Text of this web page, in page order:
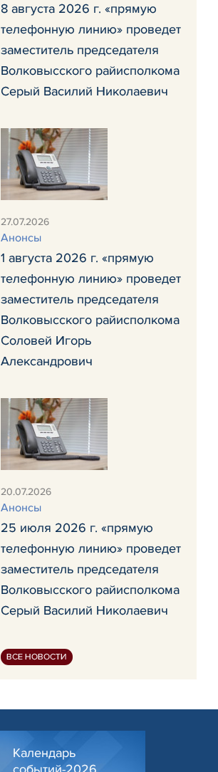
8 августа 2026 г. «прямую
телефонную линию» проведет
заместитель председателя
Волковысского райисполкома
Серый Василий Николаевич
27.07.2026
Анонсы
1 августа 2026 г. «прямую
телефонную линию» проведет
заместитель председателя
Волковысского райисполкома
Соловей Игорь
Александрович
20.07.2026
Анонсы
25 июля 2026 г. «прямую
телефонную линию» проведет
заместитель председателя
Волковысского райисполкома
Серый Василий Николаевич
ВСЕ НОВОСТИ
Календарь
событий-2026